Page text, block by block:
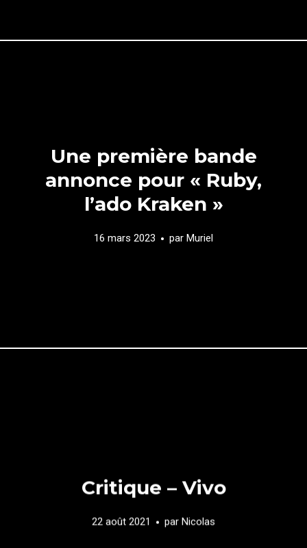
Une première bande
annonce pour « Ruby,
l’ado Kraken »
16 mars 2023 par Muriel
Critique – Vivo
22 août 2021 par Nicolas